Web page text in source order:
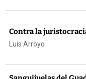
Contra la
Luis Arroyo